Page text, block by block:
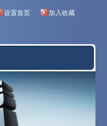
设置首页 加入收藏